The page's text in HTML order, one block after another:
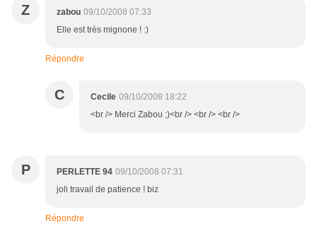
Z zabou 09/10/2008 07:33
Elle est très mignone ! :)
Répondre
C Cecile 09/10/2008 18:22
<br /> Merci Zabou ;)<br /> <br /> <br />
P PERLETTE 94 09/10/2008 07:31
joli travail de patience ! biz
Répondre